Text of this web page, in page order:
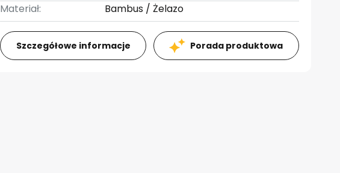
Materiał:
Bambus / Żelazo
Szczegółowe informacje Porada produktowa